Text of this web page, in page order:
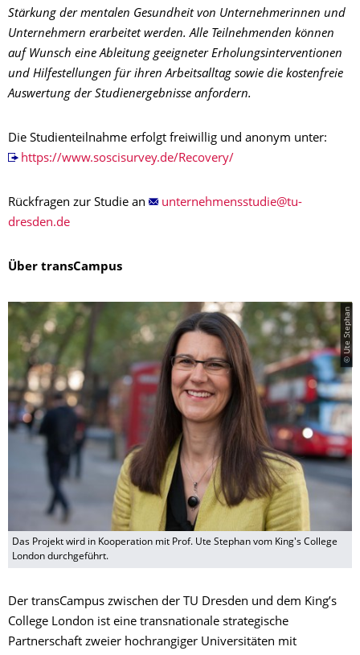
Stärkung der mentalen Gesundheit von Unternehmerinnen und
Unternehmern erarbeitet werden. Alle Teilnehmenden können
auf Wunsch eine Ableitung geeigneter Erholungsinterventionen
und Hilfestellungen für ihren Arbeitsalltag sowie die kostenfreie
Auswertung der Studienergebnisse anfordern.
Die Studienteilnahme erfolgt freiwillig und anonym unter:
https://www.soscisurvey.de/Recovery/
Rückfragen zur Studie an
Über transCampus
© Ute Stephan
Das Projekt wird in Kooperation mit Prof. Ute Stephan vom King's College
London durchgeführt.
Der transCampus zwischen der TU Dresden und dem King’s
College London ist eine transnationale strategische
Partnerschaft zweier hochrangiger Universitäten mit